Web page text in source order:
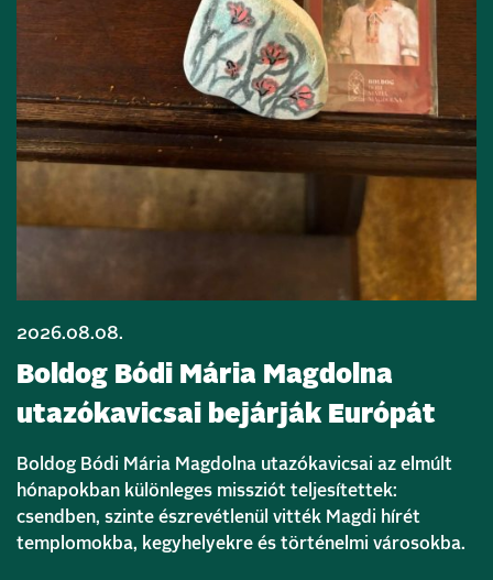
2026.08.08.
Boldog Bódi Mária Magdolna
utazókavicsai bejárják Európát
Boldog Bódi Mária Magdolna utazókavicsai az elmúlt
hónapokban különleges missziót teljesítettek:
csendben, szinte észrevétlenül vitték Magdi hírét
templomokba, kegyhelyekre és történelmi városokba.